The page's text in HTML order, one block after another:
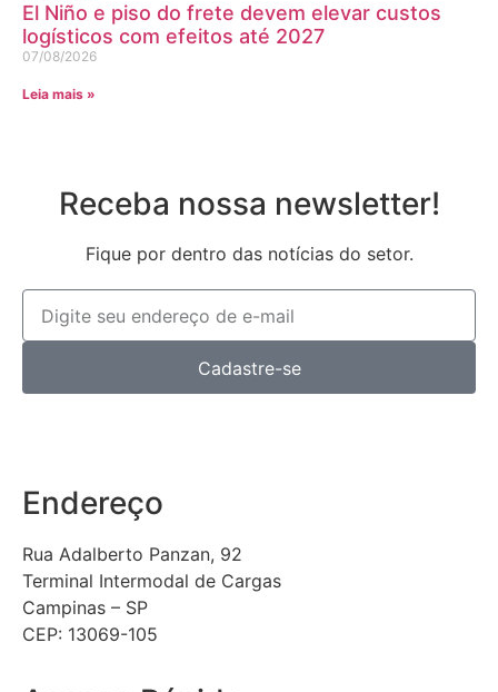
El Niño e piso do frete devem elevar custos
logísticos com efeitos até 2027
07/08/2026
Leia mais »
Receba nossa newsletter!
Fique por dentro das notícias do setor.
Cadastre-se
Endereço
Rua Adalberto Panzan, 92
Terminal Intermodal de Cargas
Campinas – SP
CEP: 13069-105